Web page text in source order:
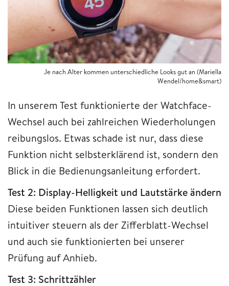
Je nach Alter kommen unterschiedliche Looks gut an (Mariella
Wendel/home&smart)
In unserem Test funktionierte der Watchface-
Wechsel auch bei zahlreichen Wiederholungen
reibungslos. Etwas schade ist nur, dass diese
Funktion nicht selbsterklärend ist, sondern den
Blick in die Bedienungsanleitung erfordert.
Test 2: Display-Helligkeit und Lautstärke ändern
Diese beiden Funktionen lassen sich deutlich
intuitiver steuern als der Zifferblatt-Wechsel
und auch sie funktionierten bei unserer
Prüfung auf Anhieb.
Test 3: Schrittzähler